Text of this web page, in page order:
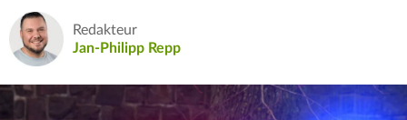
Redakteur
Jan-Philipp Repp